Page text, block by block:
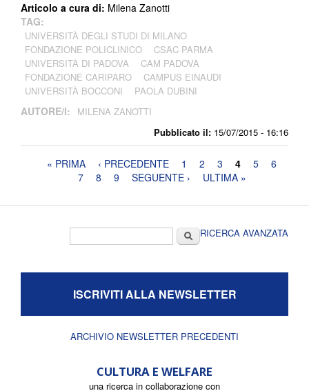
Pubblicato il: 15/07/2015 - 16:16
Articolo a cura di: Milena Zanotti ​
TAG:
UNIVERSITÀ DEGLI STUDI DI MILANO
FONDAZIONE POLICLINICO
CSAC PARMA
UNIVERSITÀ DI PADOVA
CAM PADOVA
FONDAZIONE CARIPARO
CAMPUS EINAUDI
UNIVERSITÀ BOCCONI
PAOLA DUBINI
AUTORE/I: MILENA ZANOTTI
Pagine« PRIMA ‹ PRECEDENTE 1 2 3 4 5
6
7
8 9 SEGUENTE › ULTIMA »
CercaRICERCA AVANZATA
ISCRIVITI ALLA NEWSLETTER
ARCHIVIO NEWSLETTER PRECEDENTI
CULTURA E WELFARE
una ricerca in collaborazione con